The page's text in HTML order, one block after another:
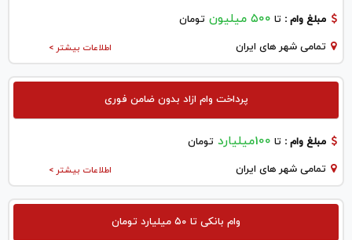
مبلغ وام : تا ۵۰۰ میلیون تومان
اطلاعات بیشتر > تمامی شهر های ایران
پرداخت وام ازاد بدون ضامن فوری
مبلغ وام : تا 100میلیارد تومان
اطلاعات بیشتر > تمامی شهر های ایران
وام بانکی تا ۵۰ میلیارد تومان